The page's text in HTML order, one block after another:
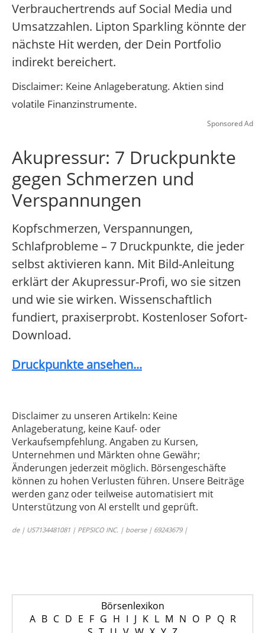
Verbrauchertrends auf Social Media und
Umsatzzahlen. Lipton Sparkling könnte der
nächste Hit werden, der Dein Portfolio
indirekt bereichert.
Disclaimer: Keine Anlageberatung. Aktien sind
volatile Finanzinstrumente.
Sponsored Ad
Akupressur: 7 Druckpunkte
gegen Schmerzen und
Verspannungen
Kopfschmerzen, Verspannungen,
Schlafprobleme – 7 Druckpunkte, die jeder
selbst aktivieren kann. Mit Bild-Anleitung
erklärt der Akupressur-Profi, wo sie sitzen
und wie sie wirken. Wissenschaftlich
fundiert, praxiserprobt. Kostenloser Sofort-
Download.
Druckpunkte ansehen...
Disclaimer zu unseren Artikeln: Keine
Anlageberatung, keine Kauf- oder
Verkaufsempfehlung. Angaben zu Kursen,
Unternehmen und Märkten ohne Gewähr;
Änderungen jederzeit möglich. Börsengeschäfte
können zu hohen Verlusten führen. Unsere Beiträge
werden ganz oder teilweise automatisiert mit
Unterstützung von AI erstellt und geprüft.
de | US7134481081 | PEPSICO INC. | boerse | 69243679 |
Börsenlexikon
A B C D E F G H I J K L M N O P Q R